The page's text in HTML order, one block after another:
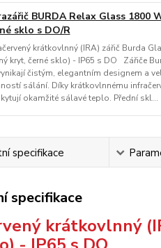
BURDA Relax Glass 1800
sklo s DO/R
krátkovlnný (IRA) zářič Burda
kryt, černé sklo) - IP65 s DO Zářiče
čistým, elegantním designem a
sálání. Díky krátkovlnnému
okamžité sálavé teplo. Přední skl...
specifikace
specifikace
krátkovlnný